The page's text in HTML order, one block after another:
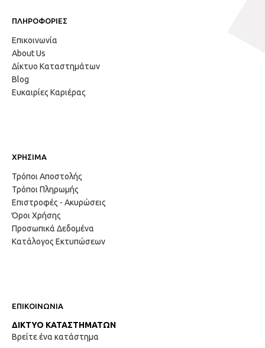
ΠΛΗΡΟΦΟΡΙΕΣ
Επικοινωνία
About Us
Δίκτυο Καταστημάτων
Blog
Ευκαιρίες Καριέρας
ΧΡΗΣΙΜΑ
Τρόποι Αποστολής
Τρόποι Πληρωμής
Επιστροφές - Ακυρώσεις
Όροι Χρήσης
Προσωπικά Δεδομένα
Κατάλογος Εκτυπώσεων
ΕΠΙΚΟΙΝΩΝΙΑ
ΔΙΚΤΥΟ ΚΑΤΑΣΤΗΜΑΤΩΝ
Βρείτε ένα κατάστημα